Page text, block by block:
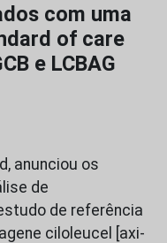
com uma
of care
e LCBAG
anunciou os
de
de referência
ciloleucel [axi-